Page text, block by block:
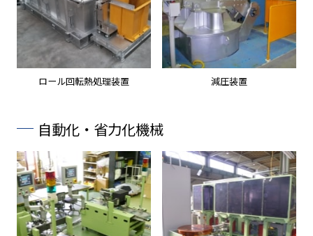
ロール回転熱処理装置 減圧装置
自動化・省力化機械